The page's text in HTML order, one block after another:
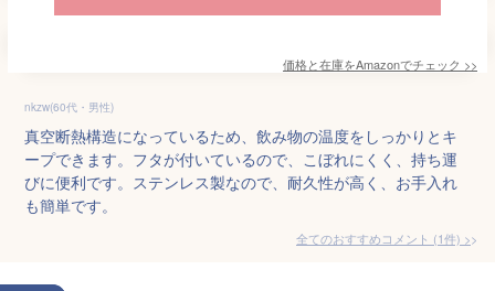
価格と在庫をAmazonでチェック >>
nkzw(60代・男性)
真空断熱構造になっているため、飲み物の温度をしっかりとキ
ープできます。フタが付いているので、こぼれにくく、持ち運
びに便利です。ステンレス製なので、耐久性が高く、お手入れ
も簡単です。
全てのおすすめコメント (1件) >